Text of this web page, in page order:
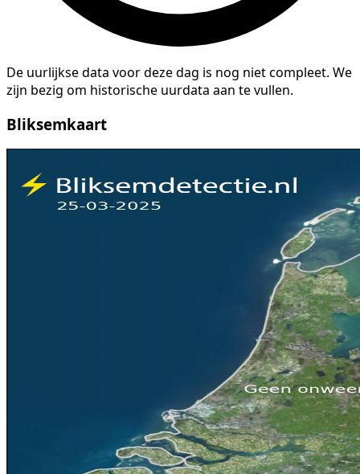
De uurlijkse data voor deze dag is nog niet compleet. We
zijn bezig om historische uurdata aan te vullen.
Bliksemkaart